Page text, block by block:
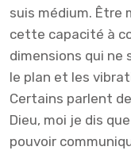
suis médium. Être
cette capacité à
dimensions qui ne
le plan et les
Certains parlent
Dieu, moi je dis
pouvoir